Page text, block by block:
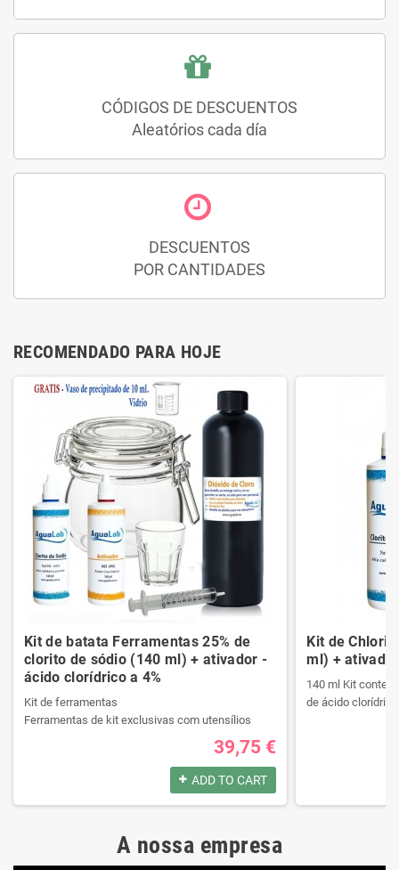
CÓDIGOS DE DESCUENTOS
Aleatórios cada día
DESCUENTOS
POR CANTIDADES
RECOMENDADO PARA HOJE
Kit de batata Ferramentas 25% de
clorito de sódio (140 ml) + ativador -
ácido clorídrico a 4%
Kit de ferramentas
Ferramentas de kit exclusivas com utensílios
Ele contém um manual passo a passo.
Veja o conteúdo do kit na descrição.
Ferramentas de kit exclusivas com utensílios
39,75 €
ADD TO CART
Kit de
ml) +
140 ml Kit
de ácido clorídrico
A nossa empresa